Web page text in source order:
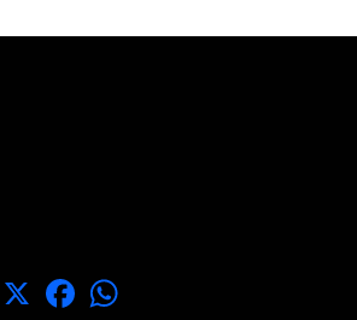
X Facebook